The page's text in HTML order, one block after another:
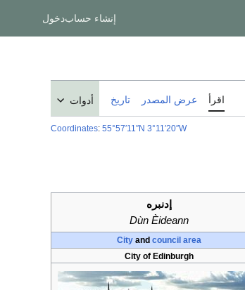
إنشاء حسابدخول
اقرأ عرض المصدر تاريخ أدوات
Coordinates: 55°57′11″N 3°11′20″W
إدنبره
Dùn Èideann
Cityand council area
City of Edinburgh